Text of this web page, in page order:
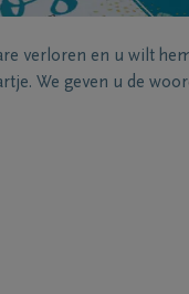
verloren en u wilt
We geven u de